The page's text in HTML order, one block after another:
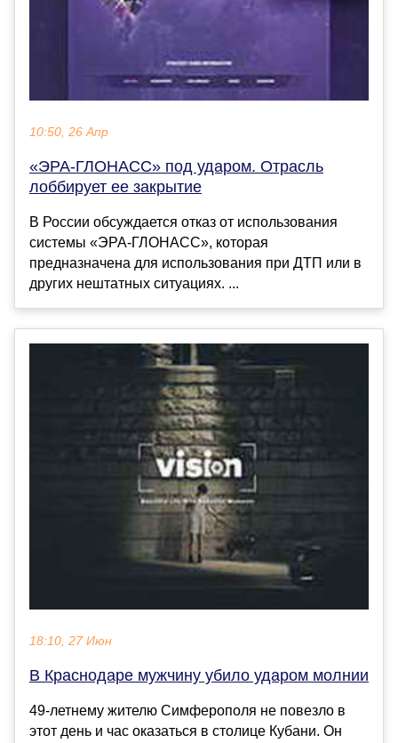
10:50, 26 Апр
«ЭРА-ГЛОНАСС» под ударом. Отрасль
лоббирует ее закрытие
В России обсуждается отказ от использования
системы «ЭРА-ГЛОНАСС», которая
предназначена для использования при ДТП или в
других нештатных ситуациях. ...
18:10, 27 Июн
В Краснодаре мужчину убило ударом молнии
49-летнему жителю Симферополя не повезло в
этот день и час оказаться в столице Кубани. Он